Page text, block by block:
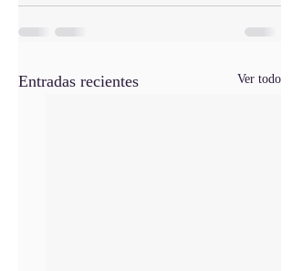
Entradas recientes Ver todo